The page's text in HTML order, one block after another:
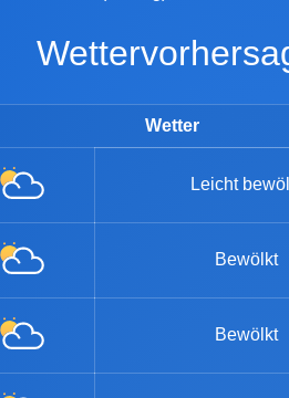
Wetter
Leicht
Bewölkt
Bewölkt